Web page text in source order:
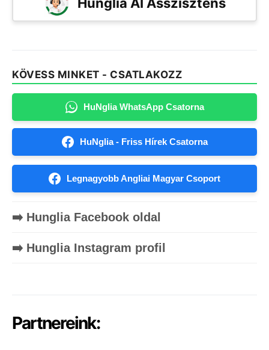
KÖVESS MINKET - CSATLAKOZZ
HuNglia WhatsApp Csatorna
HuNglia - Friss Hírek Csatorna
Legnagyobb Angliai Magyar Csoport
➡️ Hunglia Facebook oldal
➡️ Hunglia Instagram profil
Partnereink: